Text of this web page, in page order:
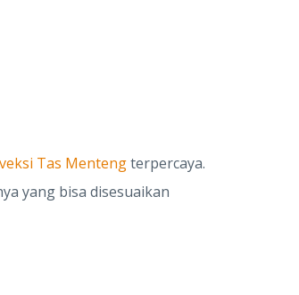
Tas Mentengterpercaya.
yang bisa disesuaikan